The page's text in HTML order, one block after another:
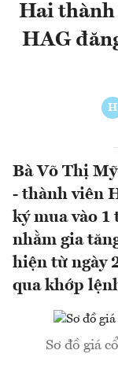
Hai
HAG
H
Bà Võ Thị
- thành viên
ký mua vào
nhằm gia
hiện từ ngày
qua khớp
Sơ đồ giá